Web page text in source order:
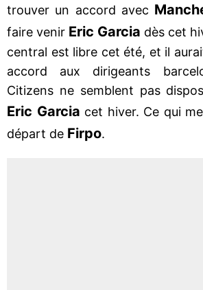
trouver un accord avec
faire venir Eric Garcia dès cet
central est libre cet été, et il
accord aux dirigeants
Citizens ne semblent pas
Eric Garcia cet hiver. Ce qui
départ de Firpo.